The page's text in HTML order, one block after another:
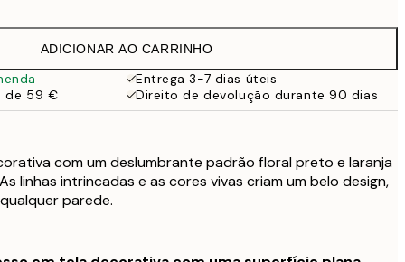
ADICIONAR AO CARRINHO
Entrega 3-7 dias úteis
de 59 €
Direito de devolução durante 90 dias
com um deslumbrante padrão floral preto e laranja
linhas intrincadas e as cores vivas criam um belo design,
parede.